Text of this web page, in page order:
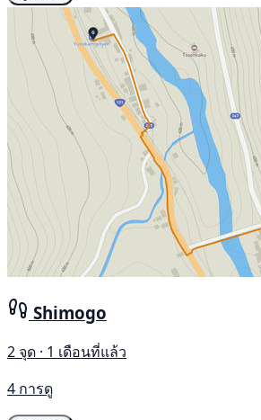
Shimogo
2 จุด · 1 เดือนที่แล้ว
4 การดู